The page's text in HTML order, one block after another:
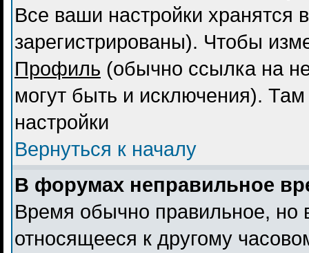
Все ваши настройки хранятся
зарегистрированы). Чтобы
Профиль (обычно ссылка на
могут быть и исключения).
настройки
Вернуться к началу
В форумах неправильное
Время обычно правильное, но
относящееся к другому